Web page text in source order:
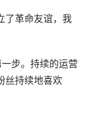
了革命友谊，我
步。持续的运营
丝持续地喜欢